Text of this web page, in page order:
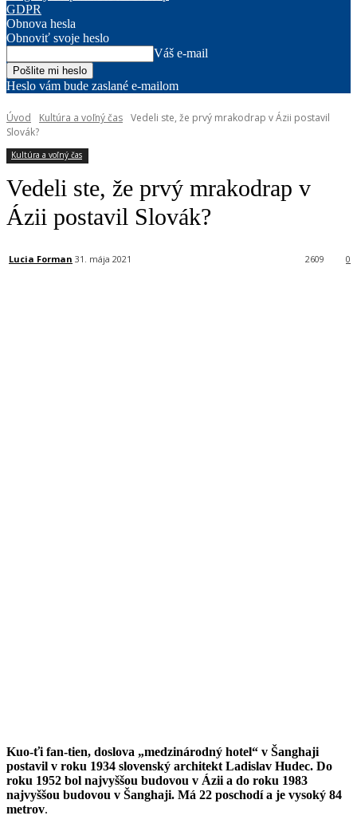
GDPR
Obnova hesla
Obnoviť svoje heslo
Váš e-mail
Heslo vám bude zaslané e-mailom
Úvod Kultúra a voľný čas Vedeli ste, že prvý mrakodrap v Ázii postavil
Slovák?
Kultúra a voľný čas
Vedeli ste, že prvý mrakodrap v
Ázii postavil Slovák?
Lucia Forman 31. mája 2021 0
2609
Kuo-ťi fan-tien, doslova „medzinárodný hotel“ v Šanghaji
postavil v roku 1934 slovenský architekt Ladislav Hudec. Do
roku 1952 bol najvyššou budovou v Ázii a do roku 1983
najvyššou budovou v Šanghaji. Má 22 poschodí a je vysoký 84
metrov.